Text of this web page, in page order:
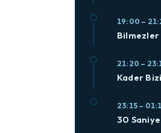
19:00 –
Bilmezler
21:20 –
Kader Bizi
23:15 –
30 Saniye